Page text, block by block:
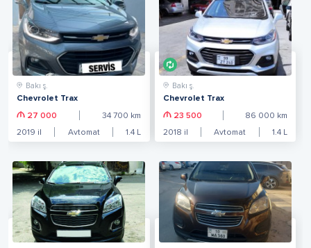
Bakı ş.
Chevrolet Trax
27 000 34 700 km
2019 il Avtomat 1.4 L
Bakı ş.
Chevrolet Trax
23 500 86 000 km
2018 il Avtomat 1.4L